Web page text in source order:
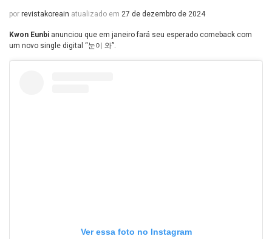
por revistakoreain atualizado em 27 de dezembro de 2024
Kwon Eunbi anunciou que em janeiro fará seu esperado comeback com
um novo single digital “눈이 와”.
Ver essa foto no Instagram